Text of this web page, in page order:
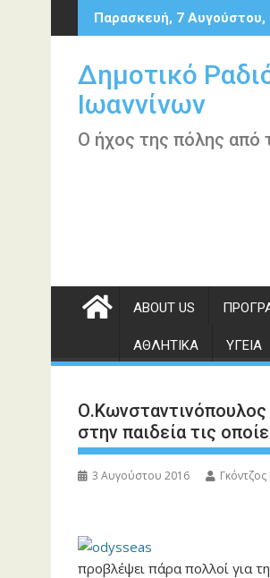
Περάστε
στο
Παρασκευή, 7 Αυγούστου,
Δημοτικό
Ιωαννίνων
Ο ήχος της πόλης από
ABOUT US
ΑΘΛΗΤΙΚΆ ΥΓΕΊΑ
Ο.Κωνσταντινόπουλος
στην παιδεία τις
3 Αυγούστου 2016
προβλέψει πάρα πολλοί για